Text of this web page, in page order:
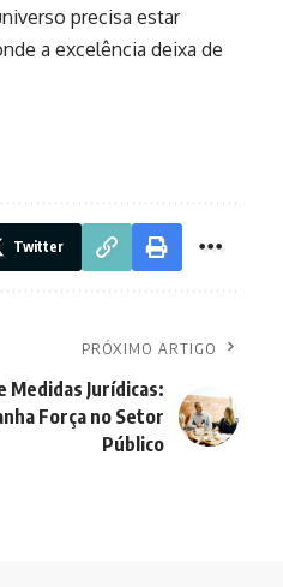
precisa estar
a excelência deixa de
Twitter
PRÓXIMO ARTIGO
Medidas Jurídicas:
Força no Setor
Público